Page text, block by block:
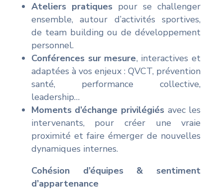
Ateliers pratiquespour se challenger
ensemble, autour d’activités sportives,
de team building ou de développement
personnel.
Conférences sur mesure, interactives et
adaptées à vos enjeux : QVCT, prévention
santé, performance collective,
leadership…
Moments d’échange privilégiés avec les
intervenants, pour créer une vraie
proximité et faire émerger de nouvelles
dynamiques internes.
Cohésion d’équipes & sentiment
d’appartenance